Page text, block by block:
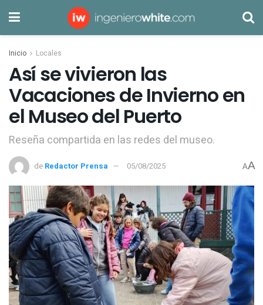
Inicio Locales
Así se vivieron las
Vacaciones de Invierno en
el Museo del Puerto
Reseña compartida en las redes del museo.
de Redactor Prensa 05/08/2025 AA